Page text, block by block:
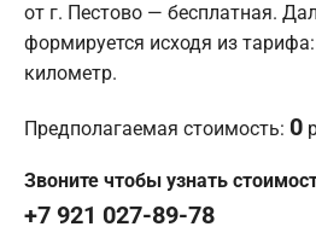
от г. Пестово — бесплатная.
формируется исходя из
километр.
Предполагаемая стоимость: 0
Звоните чтобы узнать
+7 921 027-89-78